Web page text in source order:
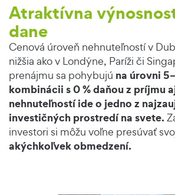
Atraktívna
dane
Cenová úroveň nehnuteľností v
nižšia ako v Londýne, Paríži či
prenájmu sa pohybujú na úrovni
kombinácii s 0 % daňou z príjmu
nehnuteľností ide o jedno z
investičných prostredí na svete.
investori si môžu voľne presúvať
akýchkoľvek obmedzení.